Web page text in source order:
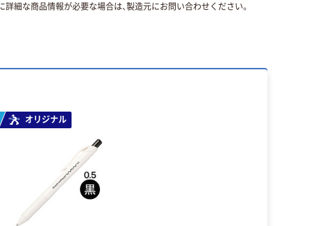
細な商品情報が必要な場合は、製造元にお問い合わせください。
オリジナル